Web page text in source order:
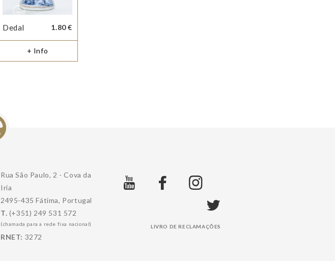
Dedal 1.80 €
+ Info
Rua São Paulo, 2 - Cova da
Iria
2495-435 Fátima, Portugal
T. (+351) 249 531 572
(chamada para a rede fixa nacional)
RNET: 3272
LIVRO DE RECLAMAÇÕES